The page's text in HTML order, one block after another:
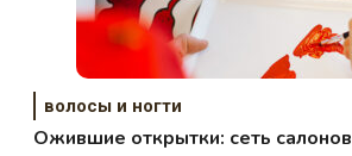
волосы и ногти
Ожившие открытки: сеть салонов